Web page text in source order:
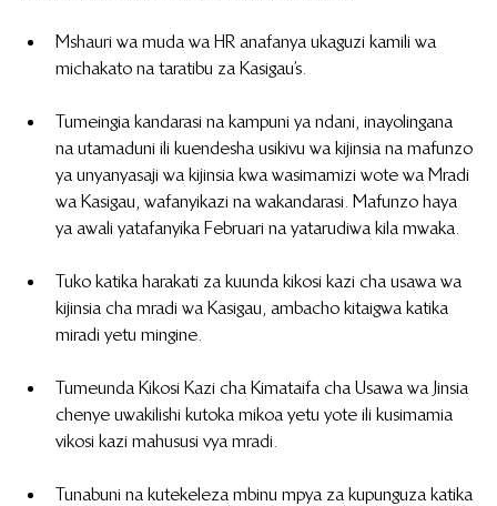
Mshauri wa muda wa HR anafanya ukaguzi kamili wa
michakato na taratibu za Kasigau’s.
Tumeingia kandarasi na kampuni ya ndani, inayolingana
na utamaduni ili kuendesha usikivu wa kijinsia na mafunzo
ya unyanyasaji wa kijinsia kwa wasimamizi wote wa Mradi
wa Kasigau, wafanyikazi na wakandarasi. Mafunzo haya
ya awali yatafanyika Februari na yatarudiwa kila mwaka.
Tuko katika harakati za kuunda kikosi kazi cha usawa wa
kijinsia cha mradi wa Kasigau, ambacho kitaigwa katika
miradi yetu mingine.
Tumeunda Kikosi Kazi cha Kimataifa cha Usawa wa Jinsia
chenye uwakilishi kutoka mikoa yetu yote ili kusimamia
vikosi kazi mahususi vya mradi.
Tunabuni na kutekeleza mbinu mpya za kupunguza katika